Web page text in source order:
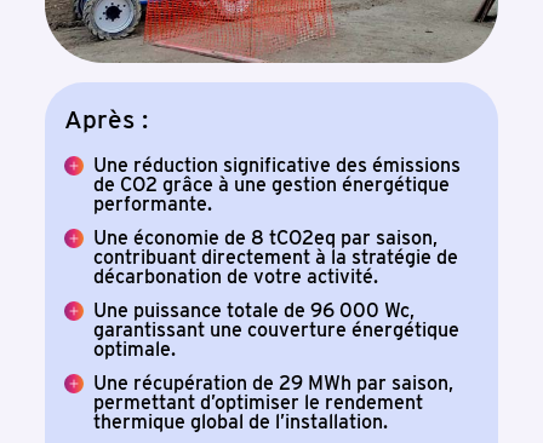
Après :
Une réduction significative des émissions
de CO2 grâce à une gestion énergétique
performante.
Une économie de 8 tCO2eq par saison,
contribuant directement à la stratégie de
décarbonation de votre activité.
Une puissance totale de 96 000 Wc,
garantissant une couverture énergétique
optimale.
Une récupération de 29 MWh par saison,
permettant d’optimiser le rendement
thermique global de l’installation.